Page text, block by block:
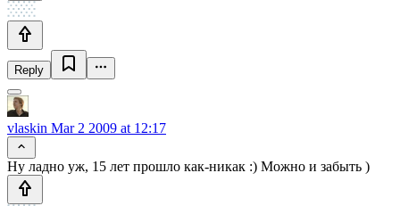
Reply
vlaskin Mar 2 2009 at 12:17
Ну ладно уж, 15 лет прошло как-никак :) Можно и забыть )